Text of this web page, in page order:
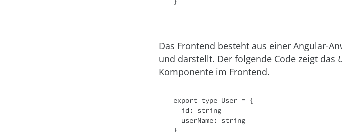
Das Frontend besteht aus einer Angular-
und darstellt. Der folgende Code zeigt das
Komponente im Frontend.
export type User = {